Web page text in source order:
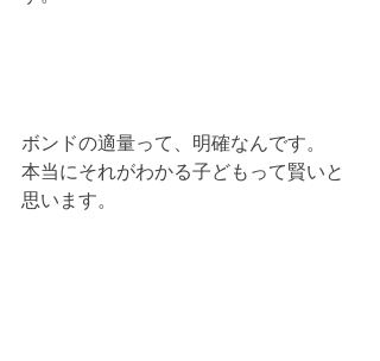
ボンドの適量って、明確なんです。
本当にそれがわかる子どもって賢いと
思います。